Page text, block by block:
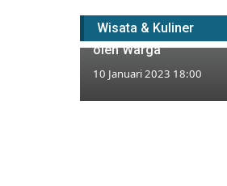
Wisata & Kuliner
Penutupan Akses CPA
oleh Warga
10 Januari 2023 18:00